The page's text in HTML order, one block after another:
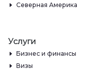
Северная Америка
Услуги
Бизнес и финансы
Визы